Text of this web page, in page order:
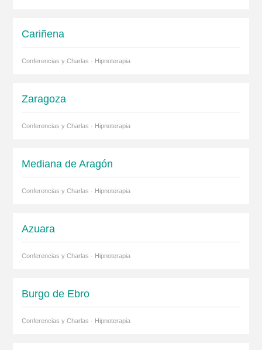
Cariñena
Conferencias y Charlas · Hipnoterapia
Zaragoza
Conferencias y Charlas · Hipnoterapia
Mediana de Aragón
Conferencias y Charlas · Hipnoterapia
Azuara
Conferencias y Charlas · Hipnoterapia
Burgo de Ebro
Conferencias y Charlas · Hipnoterapia